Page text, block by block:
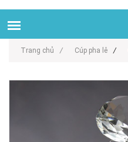
Trang chủ / Cúp pha lê /